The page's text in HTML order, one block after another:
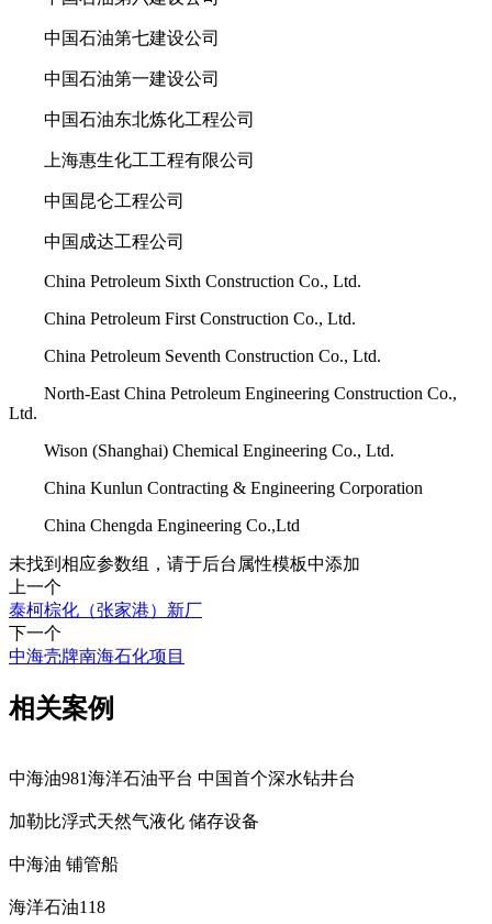
中国石油第七建设公司
中国石油第一建设公司
中国石油东北炼化工程公司
上海惠生化工工程有限公司
中国昆仑工程公司
中国成达工程公司
China Petroleum Sixth Construction Co., Ltd.
China Petroleum First Construction Co., Ltd.
China Petroleum Seventh Construction Co., Ltd.
North-East China Petroleum Engineering Construction Co.,
Ltd.
Wison (Shanghai) Chemical Engineering Co., Ltd.
China Kunlun Contracting & Engineering Corporation
China Chengda Engineering Co.,Ltd
未找到相应参数组，请于后台属性模板中添加
上一个
泰柯棕化（张家港）新厂
下一个
中海壳牌南海石化项目
相关案例
中海油981海洋石油平台 中国首个深水钻井台
加勒比浮式天然气液化 储存设备
中海油 铺管船
海洋石油118